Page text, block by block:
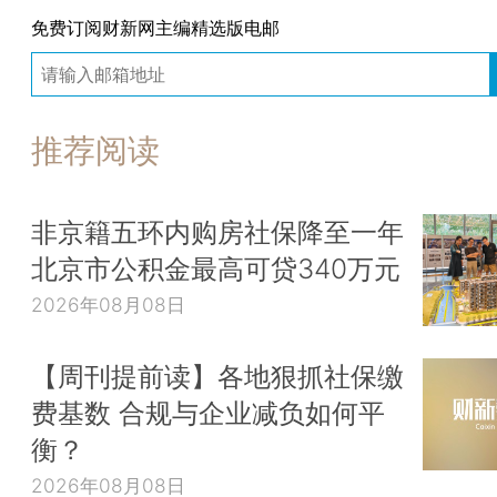
免费订阅财新网主编精选版电邮
推荐阅读
非京籍五环内购房社保降至一年
北京市公积金最高可贷340万元
2026年08月08日
【周刊提前读】各地狠抓社保缴
费基数 合规与企业减负如何平
衡？
2026年08月08日